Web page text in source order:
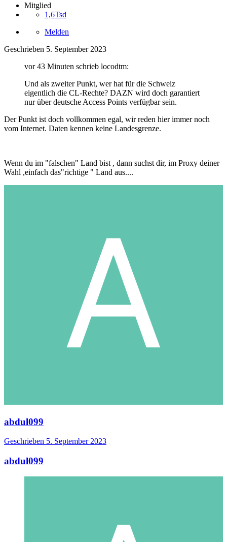
Mitglied
1,6Tsd
Melden
Geschrieben 5. September 2023
vor 43 Minuten schrieb locodtm:
Und als zweiter Punkt, wer hat für die Schweiz
eigentlich die CL-Rechte? DAZN wird doch garantiert
nur über deutsche Access Points verfügbar sein.
Der Punkt ist doch vollkommen egal, wir reden hier immer noch
vom Internet. Daten kennen keine Landesgrenze.
Wenn du im "falschen" Land bist , dann suchst dir, im Proxy deiner
Wahl ,einfach das"richtige " Land aus....
abdul099
Geschrieben 5. September 2023
abdul099